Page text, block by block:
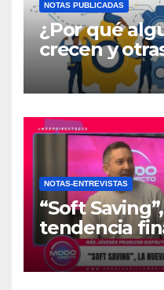
NOTAS PUBLICADAS
¿Por qué
crecen y
atrapadas
NOTAS-ENTREVISTAS
“Soft
tendencia
generación Z